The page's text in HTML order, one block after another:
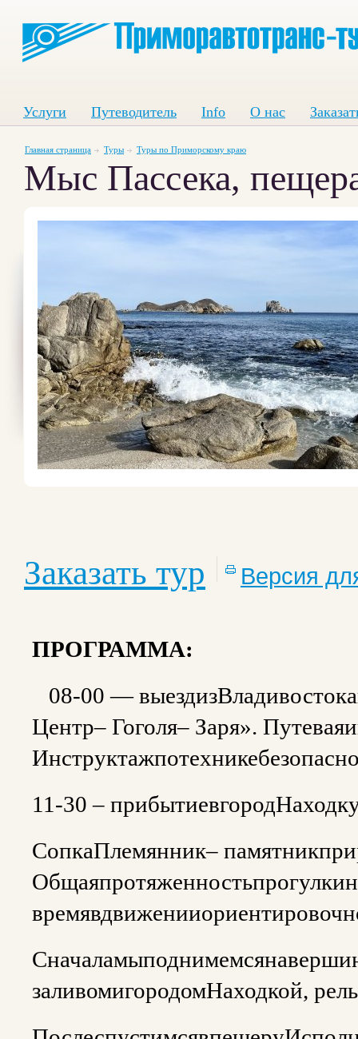
Услуги Путеводитель Info О нас
Главная страница Туры Туры по Приморскому краю
Мыс Пассека,
Заказать тур Версия
ПРОГРАММА:
⠀08-00 —
Центр– Гоголя– Заря».
11-30 –
СопкаПлемянник–
заливомигородомНаходкой,